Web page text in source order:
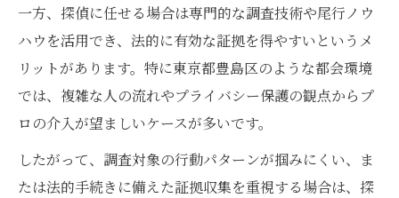
一方、探偵に任せる場合は専門的な調査技術や尾行ノウ
ハウを活用でき、法的に有効な証拠を得やすいというメ
リットがあります。特に東京都豊島区のような都会環境
では、複雑な人の流れやプライバシー保護の観点からプ
ロの介入が望ましいケースが多いです。
したがって、調査対象の行動パターンが掴みにくい、ま
たは法的手続きに備えた証拠収集を重視する場合は、探